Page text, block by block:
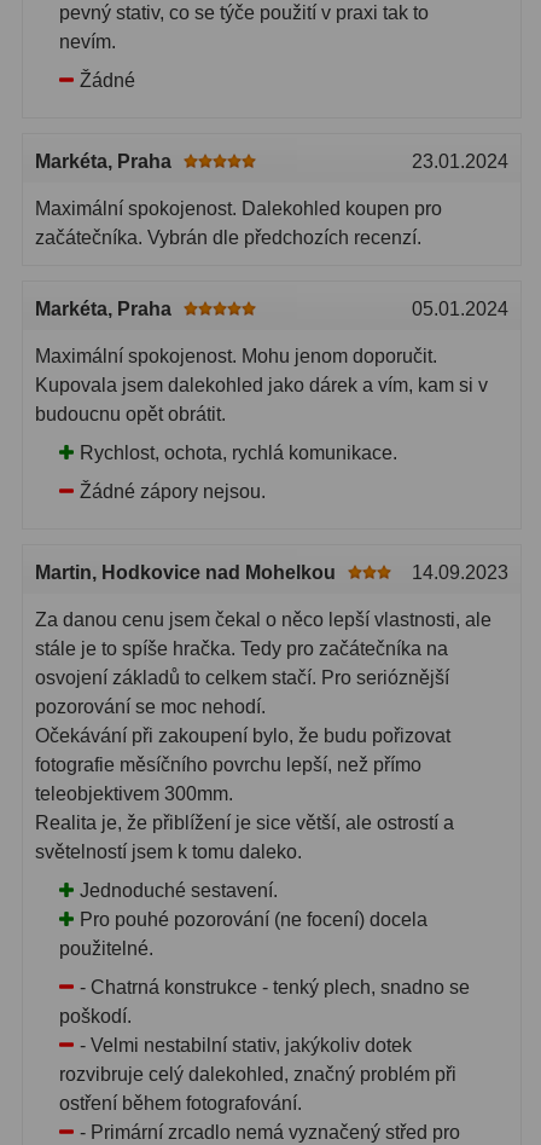
pevný stativ, co se týče použití v praxi tak to
nevím.
Žádné
Markéta, Praha 23.01.2024
Maximální spokojenost. Dalekohled koupen pro
začátečníka. Vybrán dle předchozích recenzí.
Markéta, Praha 05.01.2024
Maximální spokojenost. Mohu jenom doporučit.
Kupovala jsem dalekohled jako dárek a vím, kam si v
budoucnu opět obrátit.
Rychlost, ochota, rychlá komunikace.
Žádné zápory nejsou.
Martin, Hodkovice nad Mohelkou 14.09.2023
Za danou cenu jsem čekal o něco lepší vlastnosti, ale
stále je to spíše hračka. Tedy pro začátečníka na
osvojení základů to celkem stačí. Pro serióznější
pozorování se moc nehodí.
Očekávání při zakoupení bylo, že budu pořizovat
fotografie měsíčního povrchu lepší, než přímo
teleobjektivem 300mm.
Realita je, že přiblížení je sice větší, ale ostrostí a
světelností jsem k tomu daleko.
Jednoduché sestavení.
Pro pouhé pozorování (ne focení) docela
použitelné.
- Chatrná konstrukce - tenký plech, snadno se
poškodí.
- Velmi nestabilní stativ, jakýkoliv dotek
rozvibruje celý dalekohled, značný problém při
ostření během fotografování.
- Primární zrcadlo nemá vyznačený střed pro